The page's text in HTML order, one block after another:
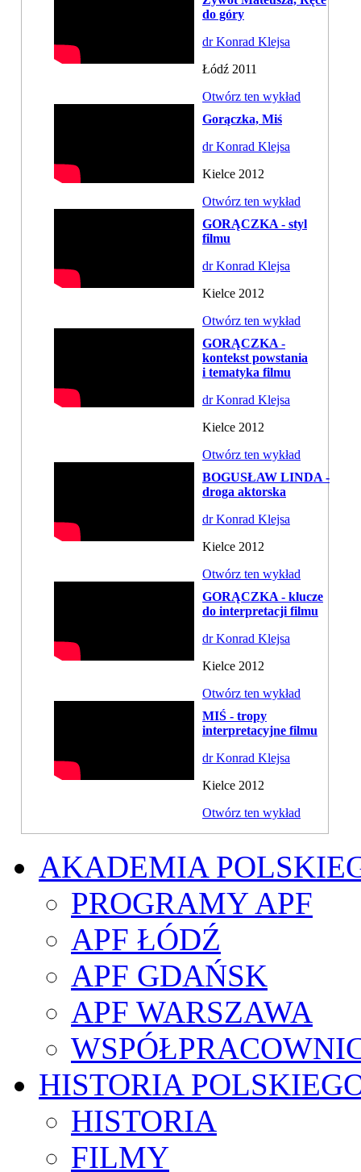
do góry
dr Konrad Klejsa
Łódź 2011
Otwórz ten wykład
Gorączka, Miś
dr Konrad Klejsa
Kielce 2012
Otwórz ten wykład
GORĄCZKA - styl
filmu
dr Konrad Klejsa
Kielce 2012
Otwórz ten wykład
GORĄCZKA -
kontekst powstania
i tematyka filmu
dr Konrad Klejsa
Kielce 2012
Otwórz ten wykład
BOGUSŁAW LINDA -
droga aktorska
dr Konrad Klejsa
Kielce 2012
Otwórz ten wykład
GORĄCZKA - klucze
do interpretacji filmu
dr Konrad Klejsa
Kielce 2012
Otwórz ten wykład
MIŚ - tropy
interpretacyjne filmu
dr Konrad Klejsa
Kielce 2012
Otwórz ten wykład
AKADEMIA
PROGRAMY APF
APF ŁÓDŹ
APF GDAŃSK
APF WARSZAWA
HISTORIA
HISTORIA
FILMY